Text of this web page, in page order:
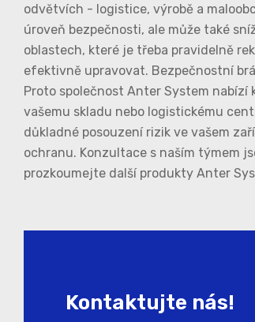
odvětvích - logistice, výrobě a
úroveň bezpečnosti, ale může také
oblastech, které je třeba pravidelně
efektivně upravovat. Bezpečnostní
Proto společnost Anter System nabízí
vašemu skladu nebo logistickému
důkladné posouzení rizik ve vašem
ochranu. Konzultace s naším týmem
prozkoumejte další produkty Anter
Kontaktujte nás!